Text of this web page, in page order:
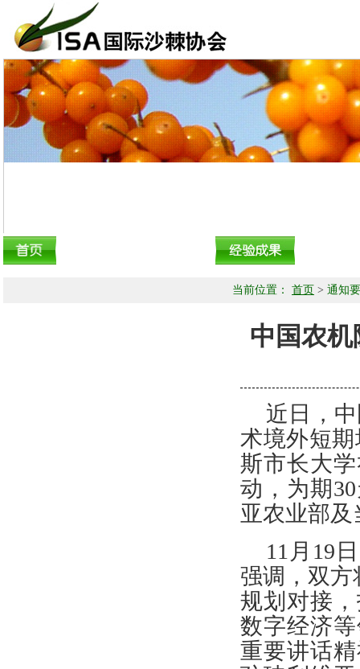
当前位置： 首页 > 通知
中国农
近日，
术境外短
斯市长大
动，为期
亚农业部
11月19
强调，双方
规划对接
数字经济
重要讲话